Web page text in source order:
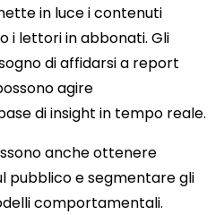
in luce i contenuti
i lettori in abbonati. Gli
di affidarsi a report
agire
di insight in tempo reale.
anche ottenere
pubblico e segmentare gli
comportamentali.